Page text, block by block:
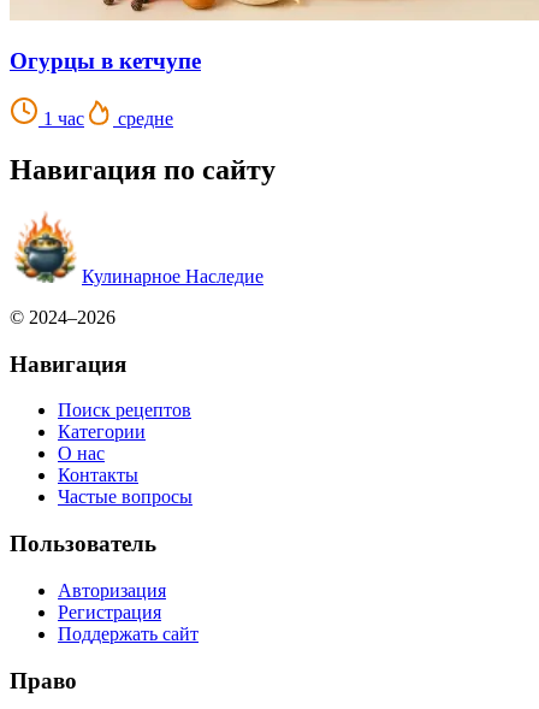
Огурцы в кетчупе
1 час средне
Навигация по сайту
Кулинарное Наследие
© 2024–2026
Навигация
Поиск рецептов
Категории
О нас
Контакты
Частые вопросы
Пользователь
Авторизация
Регистрация
Поддержать сайт
Право